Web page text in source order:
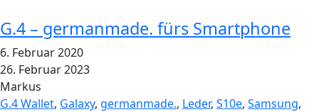
G.4 – germanmade. fürs Smartphone
6. Februar 2020
26. Februar 2023
Markus
G.4 Wallet, Galaxy, germanmade., Leder, S10e, Samsung,